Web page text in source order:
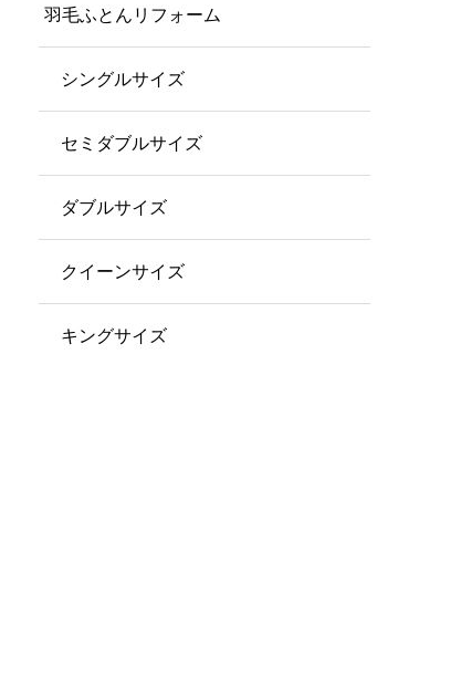
羽毛ふとんリフォーム
シングルサイズ
セミダブルサイズ
ダブルサイズ
クイーンサイズ
キングサイズ